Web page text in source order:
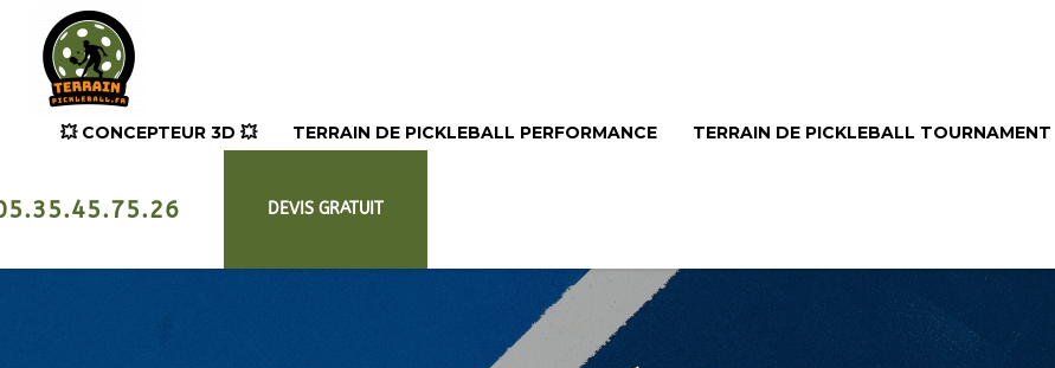
💥​ CONCEPTEUR 3D 💥​ TERRAIN DE PICKLEBALL PERFORMANCE TERRAIN DE PICKLEBALL TOURNAMENT
DEVIS GRATUIT